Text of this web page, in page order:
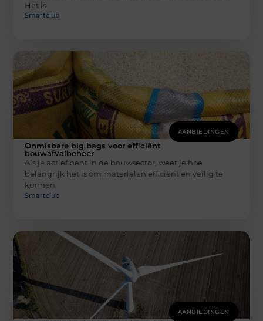
Het is
Smartclub
AANBIEDINGEN
Onmisbare big bags voor efficiënt
bouwafvalbeheer
Als je actief bent in de bouwsector, weet je hoe
belangrijk het is om materialen efficiënt en veilig te
kunnen
Smartclub
AANBIEDINGEN